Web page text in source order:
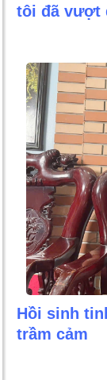
tôi đã vượt
Hồi sinh
trầm cảm